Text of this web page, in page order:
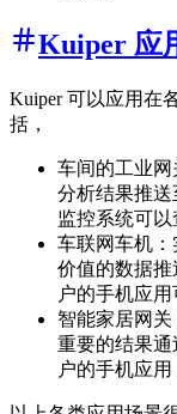
Kuiper 应
Kuiper 可以应用在
括，
车间的工业
分析结果推
监控系统可
车联网车机
价值的数据
户的手机应
智能家居网
重要的结果
户的手机应